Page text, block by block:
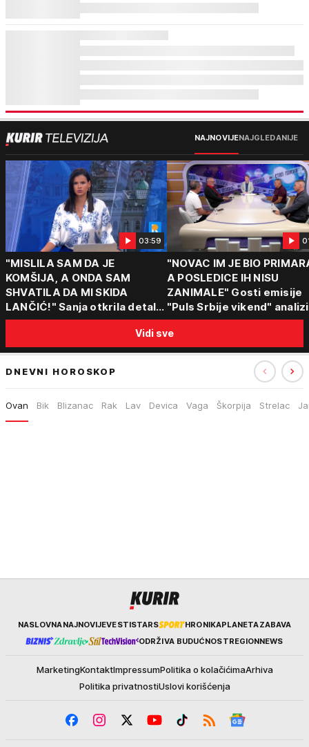
NAJNOVIJENAJGLEDANIJE
03:59
"MISLILA SAM DA JE
KOMŠIJA, A ONDA SAM
SHVATILA DA MI SKIDA
LANČIĆ!" Sanja otkrila detalje
napada u Novom Sadu
"NOVAC IM JE BIO
A POSLEDICE IH NISU
ZANIMALE" Gosti emisije
"Puls Srbije vikend"
slučajeve koji su potresli
Srbiju: Zločin se ne isplati
Vidi sve
DNEVNI HOROSKOP
Ovan Bik Blizanac Rak Lav Devica Vaga Škorpija Strelac
KurirNASLOVNANAJNOVIJEVESTISTARS HRONIKAPLANETAZABAVA
ODRŽIVA BUDUĆNOSTREGIONNEWS
MarketingKontaktImpressumPolitika o kolačićimaArhiva
Politika privatnostiUslovi korišćenja